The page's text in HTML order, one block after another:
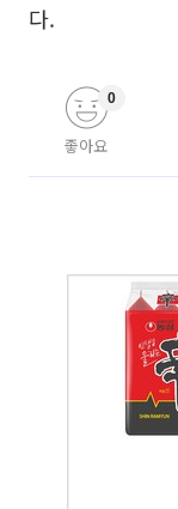
다.
좋아요
0